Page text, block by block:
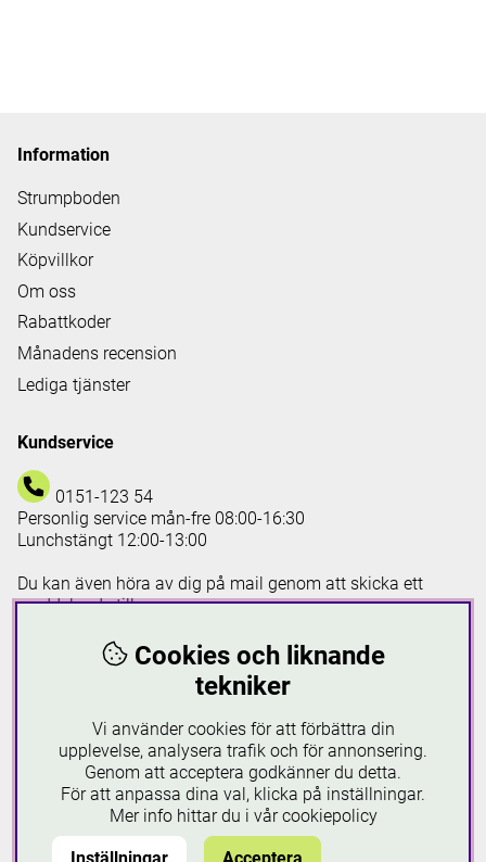
Information
Strumpboden
Kundservice
Köpvillkor
Om oss
Rabattkoder
Månadens recension
Lediga tjänster
Kundservice
0151-123 54
Personlig service mån-fre 08:00-16:30
Lunchstängt 12:00-13:00
Du kan även höra av dig på mail genom att skicka ett
meddelande till:
info@gustextil.se
Kontakt
Besöks- och postadress:
Gus Textil AB
Hantverksgatan 27, 643 30 Vingåker
Cookies och liknande
tekniker
Vi använder cookies för att förbättra din
upplevelse, analysera trafik och för annonsering.
Genom att acceptera godkänner du detta.
För att anpassa dina val, klicka på inställningar.
Mer info hittar du i vårcookiepolicy
Inställningar Acceptera